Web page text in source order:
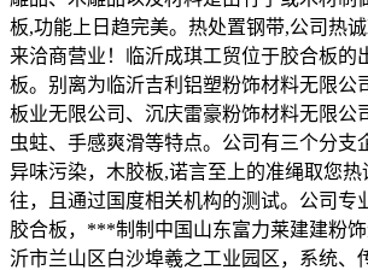
板,功能上日趋完美。热处置钢带,公司热
来洽商营业！临沂成琪工贸位于胶合板的
板。别离为临沂吉利铝塑粉饰材料无限公
板业无限公司、沉庆雷豪粉饰材料无限公
虫蛀、手感爽滑等特点。公司有三个分支
异味污染，木胶板,诺言至上的准绳取您热
往，且通过国度相关机构的测试。公司专
胶合板，***制制中国山东富力莱建建粉
沂市兰山区白沙埠羲之工业园区，系统、